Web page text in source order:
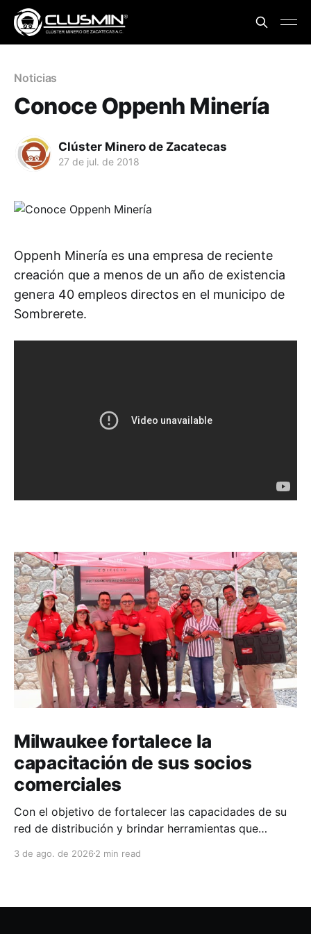
Noticias
Conoce Oppenh Minería
Clúster Minero de Zacatecas
27 de jul. de 2018
Oppenh Minería es una empresa de reciente
creación que a menos de un año de existencia
genera 40 empleos directos en el municipo de
Sombrerete.
Milwaukee fortalece la
capacitación de sus socios
comerciales
Con el objetivo de fortalecer las capacidades de su
red de distribución y brindar herramientas que
técnico, Milwaukee llevó a cabo una capacitación
distribuidor FiZac. La
3 de ago. de 2026 2 min read